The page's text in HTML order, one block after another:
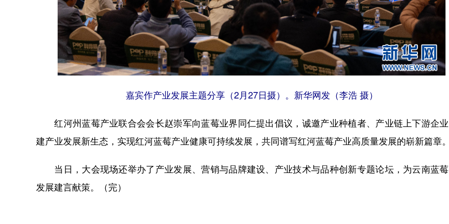
嘉宾作产业发展主题分享（2月27日摄）。新华网发（李浩 摄）
红河州蓝莓产业联合会会长赵崇军向蓝莓业界同仁提出倡议，诚邀产业种植者、产业链上下游企
建产业发展新生态，实现红河蓝莓产业健康可持续发展，共同谱写红河蓝莓产业高质量发展的崭新篇章。
当日，大会现场还举办了产业发展、营销与品牌建设、产业技术与品种创新专题论坛，为云南蓝
发展建言献策。（完）